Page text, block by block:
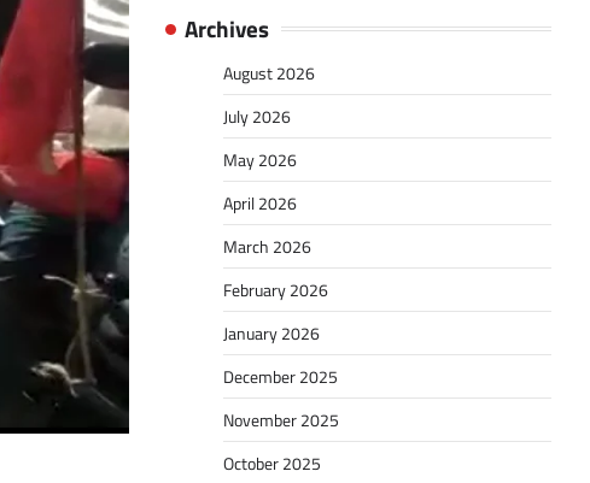
Archives
August 2026
July 2026
May 2026
April 2026
March 2026
February 2026
January 2026
December 2025
November 2025
October 2025